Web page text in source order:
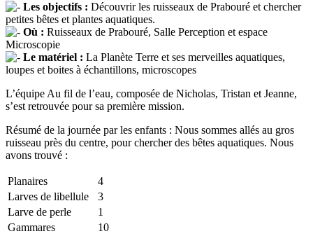
Les objectifs : Découvrir les ruisseaux de Prabouré et chercher
petites bêtes et plantes aquatiques.
Où : Ruisseaux de Prabouré, Salle Perception et espace
Microscopie
Le matériel : La Planète Terre et ses merveilles aquatiques,
loupes et boites à échantillons, microscopes
L’équipe Au fil de l’eau, composée de Nicholas, Tristan et Jeanne,
s’est retrouvée pour sa première mission.
Résumé de la journée par les enfants : Nous sommes allés au gros
ruisseau près du centre, pour chercher des bêtes aquatiques. Nous
avons trouvé :
Planaires
4
Larves de libellule
3
Larve de perle
1
Gammares
10